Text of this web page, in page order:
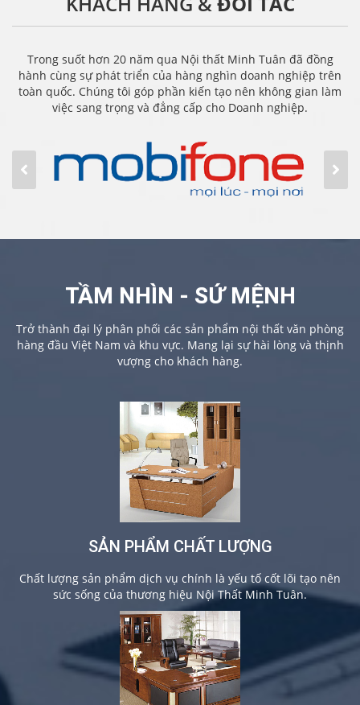
Trong suốt hơn 20 năm qua Nội thất Minh Tuân đã đồng
hành cùng sự phát triển của hàng nghìn doanh nghiệp trên
toàn quốc. Chúng tôi góp phần kiến tạo nên không gian làm
việc sang trọng và đẳng cấp cho Doanh nghiệp.
TẦM NHÌN - SỨ MỆNH
Trở thành đại lý phân phối các sản phẩm nội thất văn phòng
hàng đầu Việt Nam và khu vực. Mang lại sự hài lòng và thịnh
vượng cho khách hàng.
SẢN PHẨM CHẤT LƯỢNG
Chất lượng sản phẩm dịch vụ chính là yếu tố cốt lõi tạo nên
sức sống của thương hiệu Nội Thất Minh Tuân.